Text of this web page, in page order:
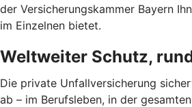
der Versicherungskammer Bayern
im Einzelnen bietet.
Weltweiter Schutz,
Die private Unfallversicherung
ab – im Berufsleben, in der